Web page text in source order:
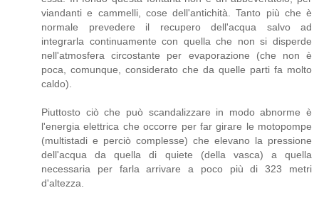
viandanti e cammelli, cose dell'antichità. Tanto più che è
normale prevedere il recupero dell'acqua salvo ad
integrarla continuamente con quella che non si disperde
nell'atmosfera circostante per evaporazione (che non è
poca, comunque, considerato che da quelle parti fa molto
caldo).
Piuttosto ciò che può scandalizzare in modo abnorme è
l'energia elettrica che occorre per far girare le motopompe
(multistadi e perciò complesse) che elevano la pressione
dell'acqua da quella di quiete (della vasca) a quella
necessaria per farla arrivare a poco più di 323 metri
d'altezza.